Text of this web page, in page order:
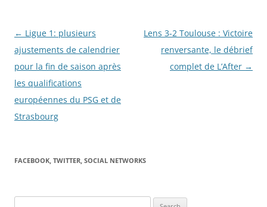
Post
navigation
← Ligue 1: plusieurs
ajustements de calendrier
pour la fin de saison après
les qualifications
européennes du PSG et de
Strasbourg
Lens 3-2 Toulouse : Victoire
renversante, le débrief
complet de L’After →
FACEBOOK, TWITTER, SOCIAL NETWORKS